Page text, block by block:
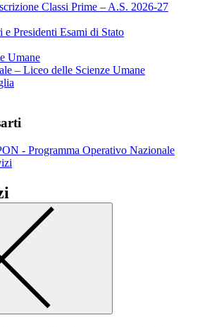
Classi Prime – A.S. 2026-27
Presidenti Esami di Stato
Umane
– Liceo delle Scienze Umane
- Programma Operativo Nazionale